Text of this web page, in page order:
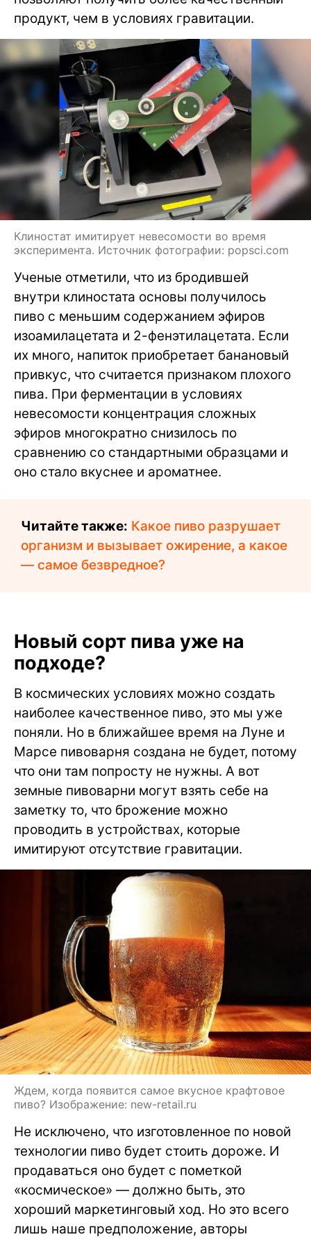
продукт, чем в условиях гравитации.
Клиностат имитирует невесомости во время
эксперимента. Источник фотографии: popsci.com
Ученые отметили, что из бродившей
внутри клиностата основы получилось
пиво с меньшим содержанием эфиров
изоамилацетата и 2-фенэтилацетата. Если
их много, напиток приобретает банановый
привкус, что считается признаком плохого
пива. При ферментации в условиях
невесомости концентрация сложных
эфиров многократно снизилось по
сравнению со стандартными образцами и
оно стало вкуснее и ароматнее.
Читайте также: Какое пиво разрушает
организм и вызывает ожирение, а какое
— самое безвредное?
Новый сорт пива уже на
подходе?
В космических условиях можно создать
наиболее качественное пиво, это мы уже
поняли. Но в ближайшее время на Луне и
Марсе пивоварня создана не будет, потому
что они там попросту не нужны. А вот
земные пивоварни могут взять себе на
заметку то, что брожение можно
проводить в устройствах, которые
имитируют отсутствие гравитации.
Ждем, когда появится самое вкусное крафтовое
пиво? Изображение: new-retail.ru
Не исключено, что изготовленное по новой
технологии пиво будет стоить дороже. И
продаваться оно будет с пометкой
«космическое» — должно быть, это
хороший маркетинговый ход. Но это всего
лишь наше предположение, авторы